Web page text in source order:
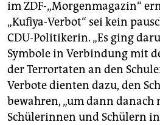
im ZDF-„Morgenmagazin“
„Kufiya-Verbot“ sei kein
CDU-Politikerin. „Es ging
Symbole in Verbindung mit
der Terrortaten an den
Verbote dienten dazu, den
bewahren, „um dann danach
Schülerinnen und Schülern